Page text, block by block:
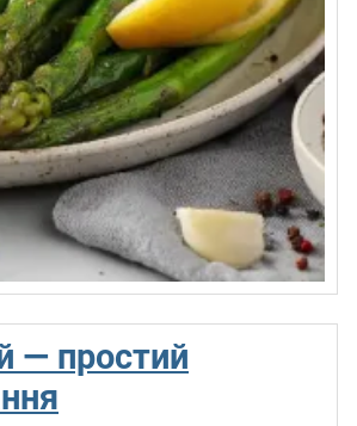
— простий